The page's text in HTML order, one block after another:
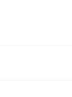
雪霸音樂製作的“